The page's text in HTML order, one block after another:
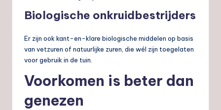
Biologische onkruidbestrijders
Er zijn ook kant-en-klare biologische middelen op basis
van vetzuren of natuurlijke zuren, die wél zijn toegelaten
voor gebruik in de tuin.
Voorkomen is beter dan
genezen